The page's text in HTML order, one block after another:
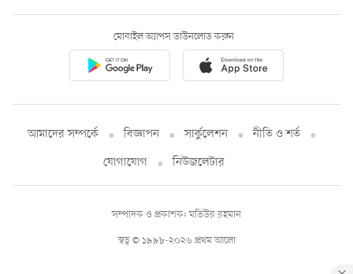
মোবাইল অ্যাপস ডাউনলোড করুন
আমাদের সম্পর্কে বিজ্ঞাপন সার্কুলেশন
নীতি ও শর্ত
যোগাযোগ
নিউজলেটার
স্বত্ব © ১৯৯৮-২০২৬ প্রথম আলো
সম্পাদক ও প্রকাশক: মতিউর রহমান